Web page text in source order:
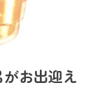
お出迎え